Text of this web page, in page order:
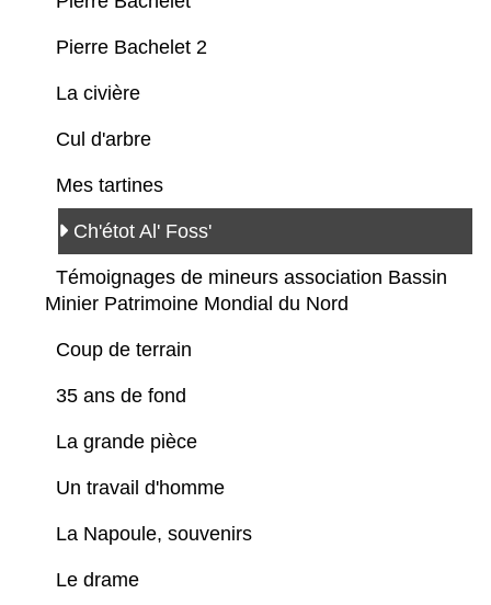
Pierre Bachelet 2
La civière
Cul d'arbre
Mes tartines
Ch'étot Al' Foss'
Témoignages de mineurs association Bassin
Minier Patrimoine Mondial du Nord
Coup de terrain
35 ans de fond
La grande pièce
Un travail d'homme
La Napoule, souvenirs
Le drame